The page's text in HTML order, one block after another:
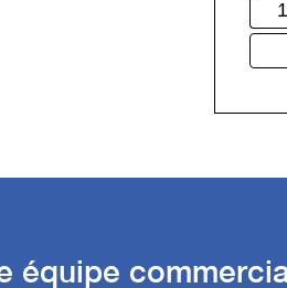
équipe